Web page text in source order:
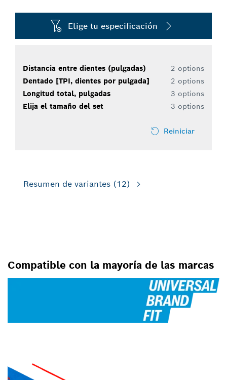
Elige tu especificación
Distancia entre dientes (pulgadas)
2 options
Dentado [TPI, dientes por pulgada]
2 options
Longitud total, pulgadas
3 options
Elija el tamaño del set
3 options
Reiniciar
Resumen de variantes (12)
Compatible con la mayoría de las marcas